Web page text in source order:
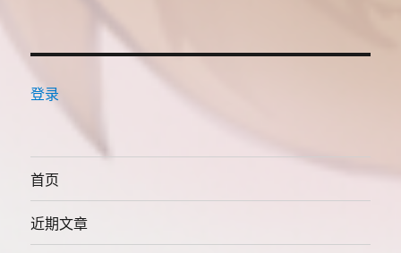
登录
首页
近期文章